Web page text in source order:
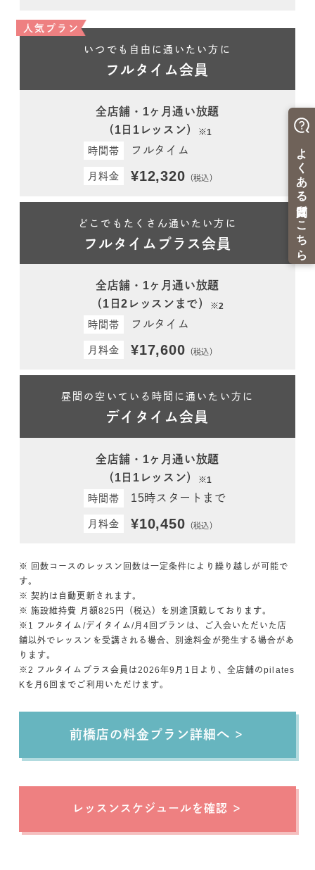
人気プラン
いつでも自由に通いたい方に
フルタイム会員
全店舗・1ヶ月通い放題
（1日1レッスン）
※1
時間帯 フルタイム
月料金 ¥12,320 （税込）
どこでもたくさん通いたい方に
フルタイムプラス会員
全店舗・1ヶ月通い放題
（1日2レッスンまで）
※2
時間帯 フルタイム
月料金 ¥17,600 （税込）
昼間の空いている時間に通いたい方に
デイタイム会員
全店舗・1ヶ月通い放題
（1日1レッスン）
※1
時間帯 15時スタートまで
月料金 ¥10,450 （税込）
※ 回数コースのレッスン回数は一定条件により繰り越しが可能で
す。
※ 契約は自動更新されます。
※ 施設維持費 月額825円（税込）を別途頂戴しております。
※1 フルタイム/デイタイム/月4回プランは、ご入会いただいた店
舗以外でレッスンを受講される場合、別途料金が発生する場合があ
ります。
※2 フルタイムプラス会員は2026年9月1日より、全店舗のpilates
Kを月6回までご利用いただけます。
前橋店の料金プラン詳細へ
レッスンスケジュールを確認